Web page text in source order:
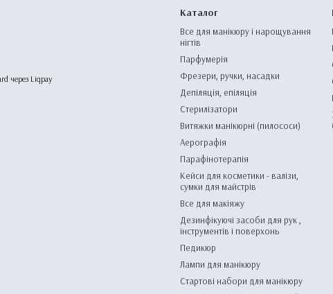
Каталог
Все для манікюру і нарощування
нігтів
Парфумерія
Фрезери, ручки, насадки
Депіляція, епіляція
Стерилізатори
Витяжки манікюрні (пилососи)
Аерографія
Парафінотерапія
Кейси для косметики - валізи,
сумки для майстрів
Все для макіяжу
Дезинфікуючі засоби для рук ,
інструментів і поверхонь
Педикюр
Лампи для манікюру
Стартові набори для манікюру